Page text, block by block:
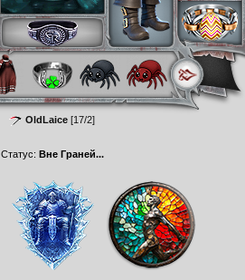
Статус: Вне Граней...
OldLaice [17/2]